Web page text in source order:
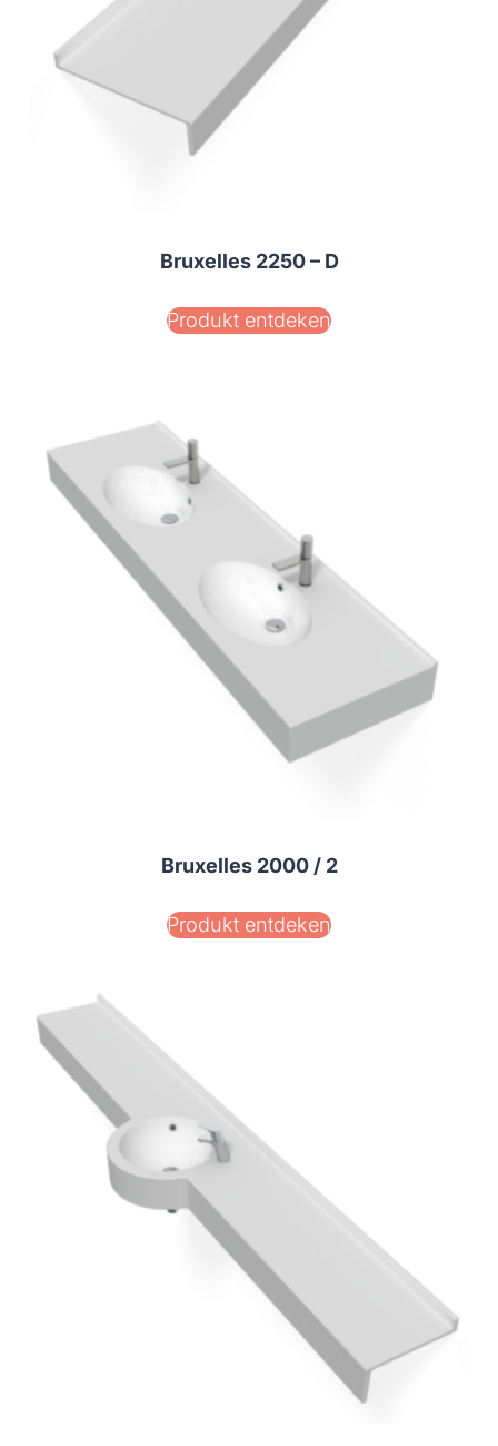
Bruxelles 2250 – D
Produkt entdeken
Bruxelles 2000 / 2
Produkt entdeken